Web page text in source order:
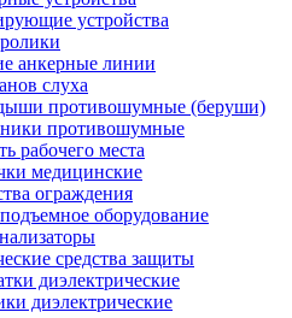
устройства
анкерные линии
слуха
противошумные (беруши)
противошумные
рабочего места
медицинские
ограждения
оборудование
средства защиты
диэлектрические
диэлектрические